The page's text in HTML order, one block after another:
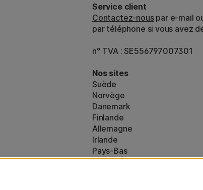
Service client
Contactez-nouspar e-mail
par téléphone si vous avez
n° TVA : SE556797007301
Nos sites
Suède
Norvège
Danemark
Finlande
Allemagne
Irlande
Pays-Bas
Royaume-Uni